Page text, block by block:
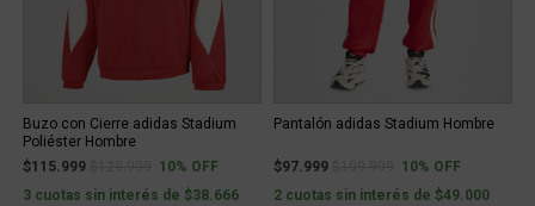
Buzo con Cierre adidas Stadium
Poliéster Hombre
$115.999
Price reduced from
to10% OFF
3 cuotas sin interés de $38.666
Pantalón adidas Stadium Hombre
$97.999 Price reduced from
to10% OFF
2 cuotas sin interés de $49.000